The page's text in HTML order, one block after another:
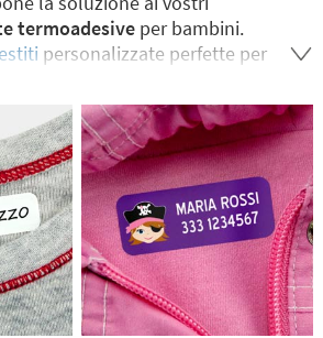
termoadesive per bambini.
personalizzate perfette per
lavatrice ed all'asciugatrice e
con il ferro da stiro. Sono
la scuolache vi aiuteranno a
l'abbigliamento dei vostri
torni sempre a casa.